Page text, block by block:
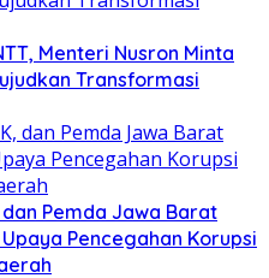
Menteri Nusron Minta
Transformasi
dan Pemda Jawa Barat
Pencegahan Korupsi